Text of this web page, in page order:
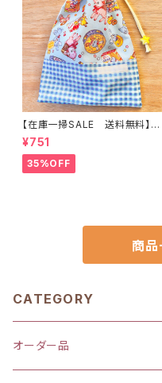
【在庫一掃SALE 送料無料】巾
着袋(中)☆31×23cm ブルー
【うさぎ・バンビ・レトロアニマル
柄】 ★KC.5960 裏地付き 動
物｜通園通学用のかわいい巾着
¥751
35%OFF
商品
CATEGORY
オーダー品